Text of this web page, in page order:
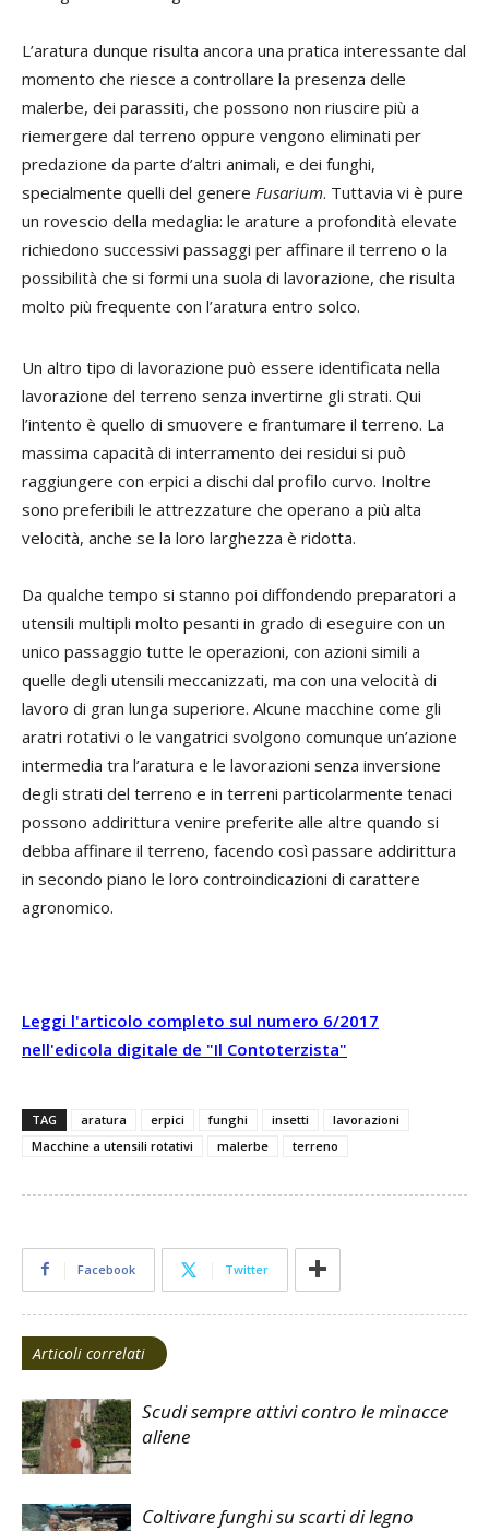
L’aratura dunque risulta ancora una pratica interessante dal
momento che riesce a controllare la presenza delle
malerbe, dei parassiti, che possono non riuscire più a
riemergere dal terreno oppure vengono eliminati per
predazione da parte d’altri animali, e dei funghi,
specialmente quelli del genere Fusarium. Tuttavia vi è pure
un rovescio della medaglia: le arature a profondità elevate
richiedono successivi passaggi per affinare il terreno o la
possibilità che si formi una suola di lavorazione, che risulta
molto più frequente con l’aratura entro solco.
Un altro tipo di lavorazione può essere identificata nella
lavorazione del terreno senza invertirne gli strati. Qui
l’intento è quello di smuovere e frantumare il terreno. La
massima capacità di interramento dei residui si può
raggiungere con erpici a dischi dal profilo curvo. Inoltre
sono preferibili le attrezzature che operano a più alta
velocità, anche se la loro larghezza è ridotta.
Da qualche tempo si stanno poi diffondendo preparatori a
utensili multipli molto pesanti in grado di eseguire con un
unico passaggio tutte le operazioni, con azioni simili a
quelle degli utensili meccanizzati, ma con una velocità di
lavoro di gran lunga superiore. Alcune macchine come gli
aratri rotativi o le vangatrici svolgono comunque un’azione
intermedia tra l’aratura e le lavorazioni senza inversione
degli strati del terreno e in terreni particolarmente tenaci
possono addirittura venire preferite alle altre quando si
debba affinare il terreno, facendo così passare addirittura
in secondo piano le loro controindicazioni di carattere
agronomico.
Leggi l'articolo completo sul numero 6/2017
nell'edicola digitale de "Il Contoterzista"
TAG aratura erpici funghi insetti
lavorazioni
Macchine a utensili rotativi
malerbe terreno
Facebook Twitter
Articoli correlati
Scudi sempre attivi contro le minacce
aliene
Coltivare funghi su scarti di legno